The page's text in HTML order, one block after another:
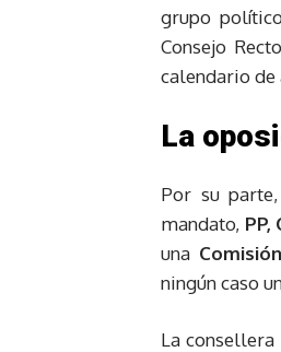
grupo
Consejo
calendario de
La
Por su
mandato, PP,
una
ningún caso
La